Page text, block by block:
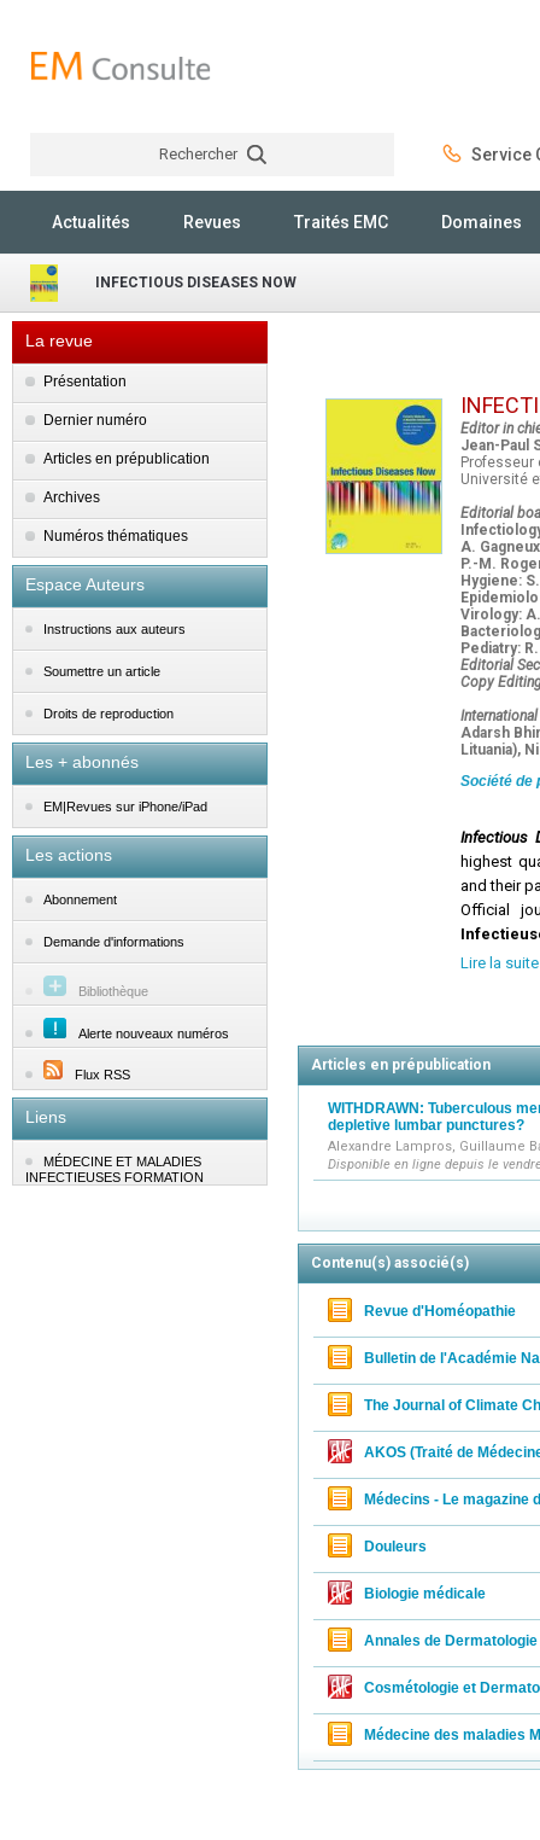
Rechercher Service
Actualités Revues Traités EMC Domaines
INFECTIOUS DISEASES NOW
La revue
Présentation
Dernier numéro
Articles en prépublication
Archives
Numéros thématiques
Espace Auteurs
Instructions aux auteurs
Soumettre un article
Droits de reproduction
Les + abonnés
EM|Revues sur iPhone/iPad
Les actions
Abonnement
Demande d'informations
Bibliothèque
Alerte nouveaux numéros
Flux RSS
Liens
MÉDECINE ET MALADIES
INFECTIEUSES FORMATION
Editor in
Jean-Paul
Université
Editorial
A.
P.-M.
Hygiene:
Virology:
Pediatry:
Editorial
Copy
Adarsh
Lituania),
Société de
Infectious
highest
and their
Official
various
editor,
Infectious
Infectious
Journal
on
Lire la suite
Articles en prépublication
WITHDRAWN: Tuberculous
depletive lumbar punctures?
Alexandre Lampros, Guillaume
Disponible en ligne depuis le
Contenu(s) associé(s)
Revue d'Homéopathie
Bulletin de l'Académie
The Journal of Climate
AKOS (Traité de
Médecins - Le magazine
Douleurs
Biologie médicale
Annales de
Cosmétologie et
Médecine des maladies